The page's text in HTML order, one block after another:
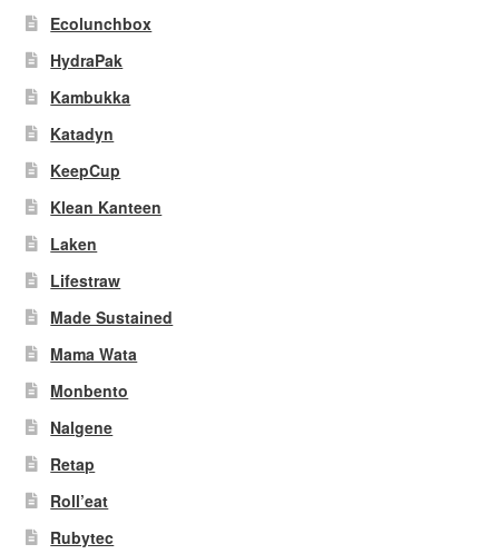
Ecolunchbox
HydraPak
Kambukka
Katadyn
KeepCup
Klean Kanteen
Laken
Lifestraw
Made Sustained
Mama Wata
Monbento
Nalgene
Retap
Roll’eat
Rubytec